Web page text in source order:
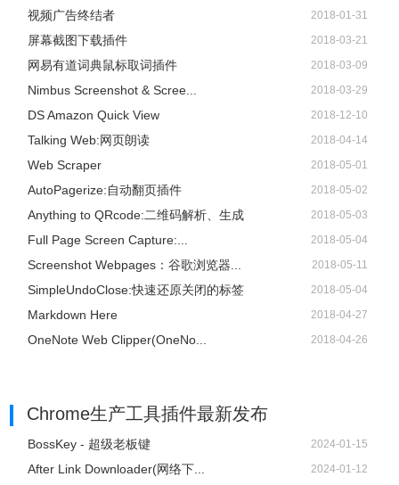
视频广告终结者 2018-01-31
屏幕截图下载插件 2018-03-21
网易有道词典鼠标取词插件 2018-03-09
Nimbus Screenshot & Scree... 2018-03-29
DS Amazon Quick View 2018-12-10
Talking Web:网页朗读 2018-04-14
Web Scraper 2018-05-01
AutoPagerize:自动翻页插件 2018-05-02
Anything to QRcode:二维码解析、生成 2018-05-03
Full Page Screen Capture:... 2018-05-04
Screenshot Webpages：谷歌浏览器... 2018-05-11
SimpleUndoClose:快速还原关闭的标签 2018-05-04
Markdown Here 2018-04-27
OneNote Web Clipper(OneNo... 2018-04-26
Chrome生产工具插件最新发布
BossKey - 超级老板键 2024-01-15
After Link Downloader(网络下... 2024-01-12